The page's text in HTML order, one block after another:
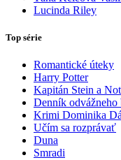
Lucinda Riley
Top série
Romantické úteky
Harry Potter
Kapitán Stein a
Denník odvážneho
Krimi Dominika
Učím sa rozprávať
Duna
Smradi